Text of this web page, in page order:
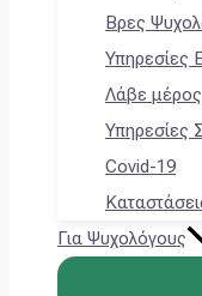
Βρες
Υπηρεσίες
Λάβε
Υπηρεσίες
Covid-19
Για Ψυχολόγους